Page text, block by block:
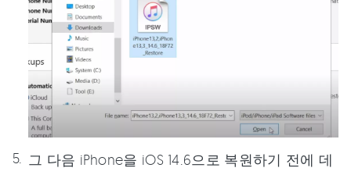
그 다음 iPhone을 iOS 14.6으로 복원하기 전에 데